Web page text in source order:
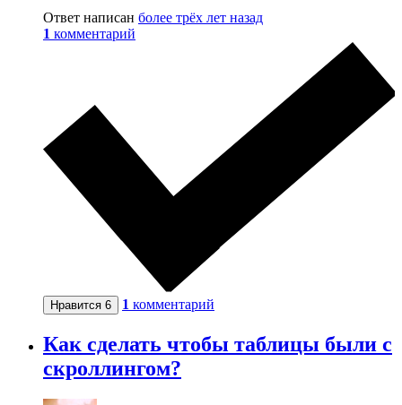
Ответ написан более трёх лет назад
1 комментарий
Нравится 6 1 комментарий
Как сделать чтобы таблицы были с
скроллингом?